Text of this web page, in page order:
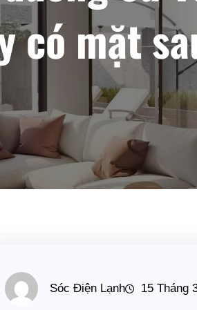
có mặt
Sóc Điện Lạnh 15 Tháng